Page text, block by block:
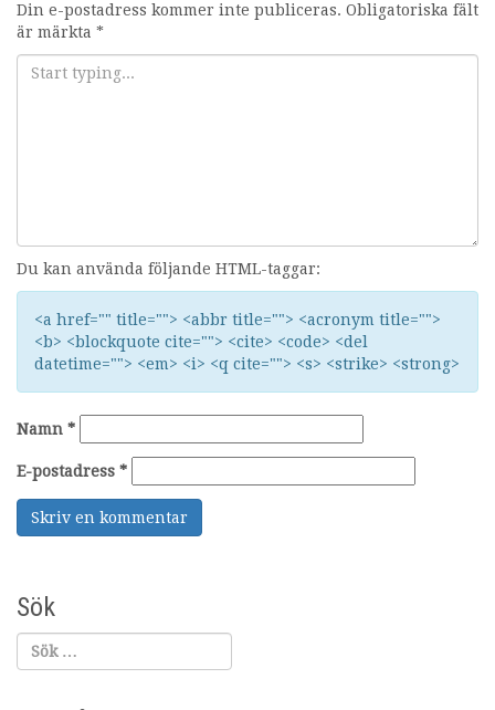
Din e-postadress kommer inte publiceras. Obligatoriska fält
är märkta *
Du kan använda följande HTML-taggar:
<a href="" title=""> <abbr title=""> <acronym title="">
<b> <blockquote cite=""> <cite> <code> <del
datetime=""> <em> <i> <q cite=""> <s> <strike> <strong>
Namn *
E-postadress *
Sök